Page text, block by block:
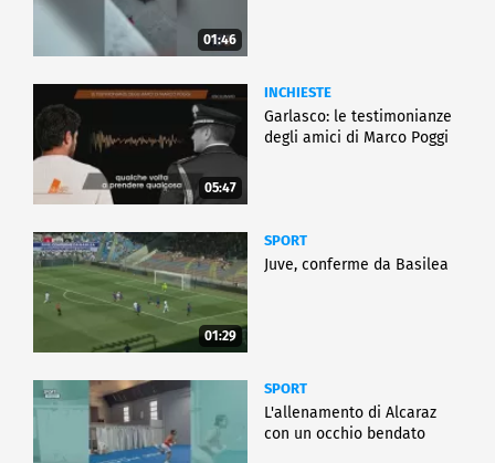
01:46
05:47
INCHIESTE
Garlasco: le testimonianze
degli amici di Marco Poggi
01:29
SPORT
Juve, conferme da Basilea
SPORT
L'allenamento di Alcaraz
con un occhio bendato